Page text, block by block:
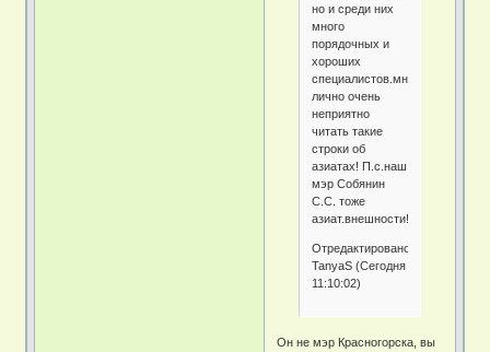
но и среди них
много
порядочных и
хороших
специалистов.мне
лично очень
неприятно
читать такие
строки об
азиатах! П.с.наш
мэр Собянин
С.С. тоже
азиат.внешности!
Отредактировано
TanyaS (Сегодня
11:10:02)
Он не мэр Красногорска, вы